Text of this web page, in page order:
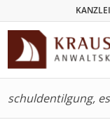
KANZLEI
schuldentilgung,